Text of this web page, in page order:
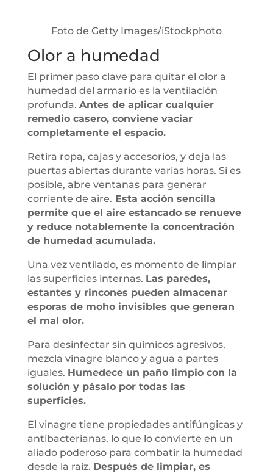
Foto de Getty Images/iStockphoto
Olor a humedad
El primer paso clave para quitar el olor a
humedad del armario es la ventilación
profunda. Antes de aplicar cualquier
remedio casero, conviene vaciar
completamente el espacio.
Retira ropa, cajas y accesorios, y deja las
puertas abiertas durante varias horas. Si es
posible, abre ventanas para generar
corriente de aire. Esta acción sencilla
permite que el aire estancado se renueve
y reduce notablemente la concentración
de humedad acumulada.
Una vez ventilado, es momento de limpiar
las superficies internas. Las paredes,
estantes y rincones pueden almacenar
esporas de moho invisibles que generan
el mal olor.
Para desinfectar sin químicos agresivos,
mezcla vinagre blanco y agua a partes
iguales. Humedece un paño limpio con la
solución y pásalo por todas las
superficies.
El vinagre tiene propiedades antifúngicas y
antibacterianas, lo que lo convierte en un
aliado poderoso para combatir la humedad
desde la raíz. Después de limpiar, es